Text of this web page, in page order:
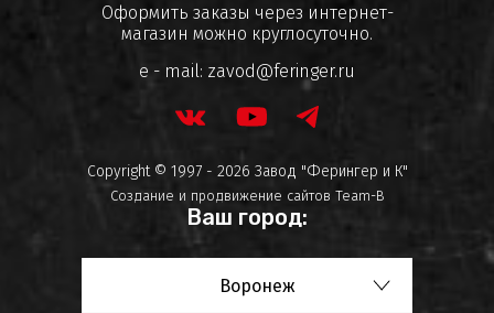
Оформить заказы через интернет-
магазин можно круглосуточно.
e - mail: zavod@feringer.ru
Copyright © 1997 - 2026 Завод "Ферингер и К"
Создание и продвижение сайтов Team-B
Ваш город:
Воронеж